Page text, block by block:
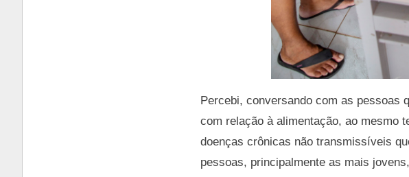
Percebi, conversando com as pessoas
com relação à alimentação, ao mesmo
doenças crônicas não transmissíveis
pessoas, principalmente as mais